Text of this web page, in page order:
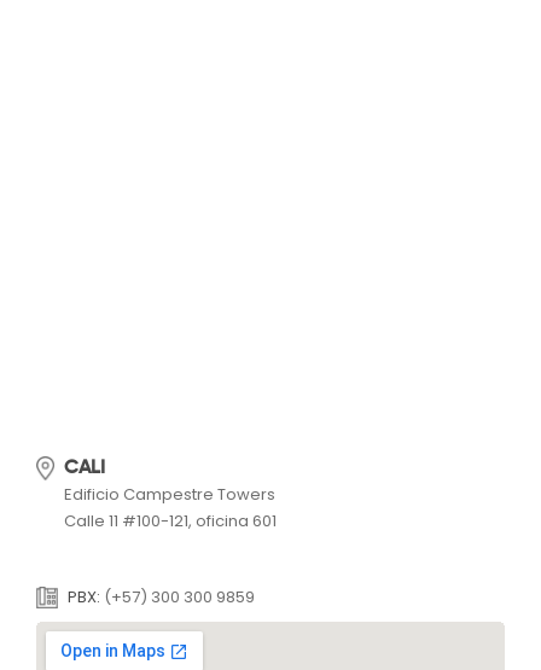
CALI
Edificio Campestre Towers
Calle 11 #100-121, oficina 601
PBX: (+57) 300 300 9859